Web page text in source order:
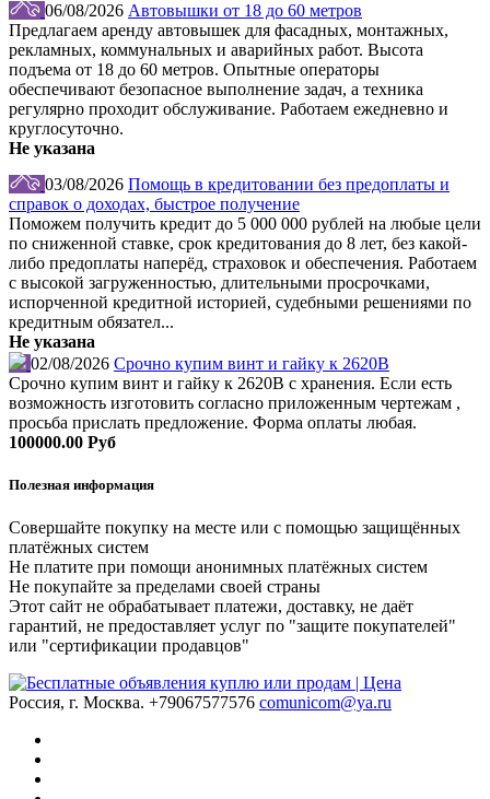
06/08/2026 Автовышки от 18 до 60 метров
Предлагаем аренду автовышек для фасадных, монтажных,
рекламных, коммунальных и аварийных работ. Высота
подъема от 18 до 60 метров. Опытные операторы
обеспечивают безопасное выполнение задач, а техника
регулярно проходит обслуживание. Работаем ежедневно и
круглосуточно.
Не указана
03/08/2026 Помощь в кредитовании без предоплаты и
справок о доходах, быстрое получение
Поможем получить кредит до 5 000 000 рублей на любые цели
по сниженной ставке, срок кредитования до 8 лет, без какой-
либо предоплаты наперёд, страховок и обеспечения. Работаем
с высокой загруженностью, длительными просрочками,
испорченной кредитной историей, судебными решениями по
кредитным обязател...
Не указана
02/08/2026 Срочно купим винт и гайку к 2620В
Срочно купим винт и гайку к 2620В с хранения. Если есть
возможность изготовить согласно приложенным чертежам ,
просьба прислать предложение. Форма оплаты любая.
100000.00 Руб
Полезная информация
Совершайте покупку на месте или с помощью защищённых
платёжных систем
Не платите при помощи анонимных платёжных систем
Не покупайте за пределами своей страны
Этот сайт не обрабатывает платежи, доставку, не даёт
гарантий, не предоставляет услуг по "защите покупателей"
или "сертификации продавцов"
Россия, г. Москва. +79067577576 comunicom@ya.ru